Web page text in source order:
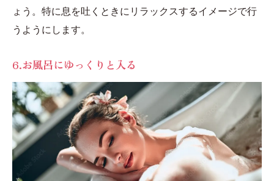
ょう。特に息を吐くときにリラックスするイメージで行
うようにします。
6.お風呂にゆっくりと入る